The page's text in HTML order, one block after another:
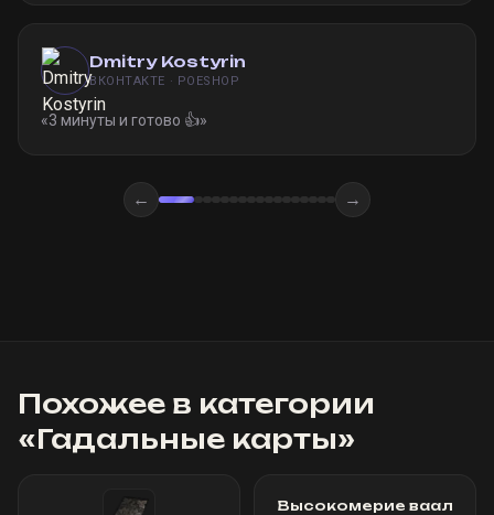
Dmitry Kostyrin
ВКОНТАКТЕ · POESHOP
«3 минуты и готово 👍»
← →
Похожее в категории
«Гадальные карты»
Высокомерие ваал